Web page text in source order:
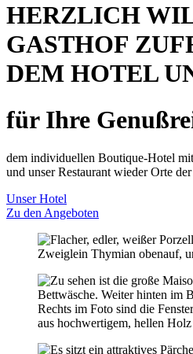
HERZLICH
GASTHOF
DEM HOTEL
für Ihre
dem individuellen Boutique-Hotel
und unser Restaurant wieder Orte
Unser Hotel
Zu den Angeboten